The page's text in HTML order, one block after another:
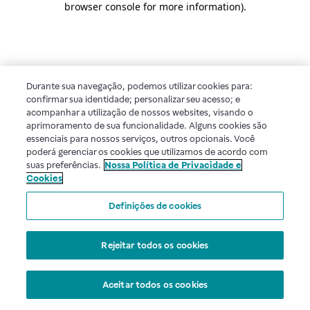
browser console for more information).
Durante sua navegação, podemos utilizar cookies para:
confirmar sua identidade; personalizar seu acesso; e
acompanhar a utilização de nossos websites, visando o
aprimoramento de sua funcionalidade. Alguns cookies são
essenciais para nossos serviços, outros opcionais. Você
poderá gerenciar os cookies que utilizamos de acordo com
suas preferências. Nossa Política de Privacidade e
Cookies
Definições de cookies
Rejeitar todos os cookies
Aceitar todos os cookies